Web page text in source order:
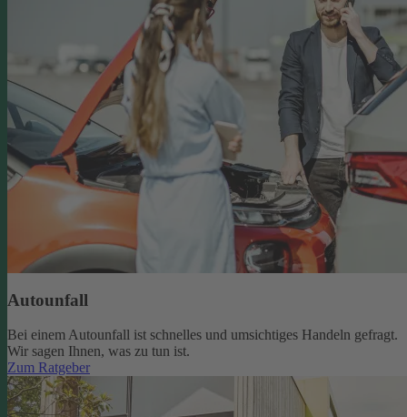
Autounfall
Bei einem Autounfall ist schnelles und umsichtiges Handeln gefragt.
Wir sagen Ihnen, was zu tun ist.
Zum Ratgeber